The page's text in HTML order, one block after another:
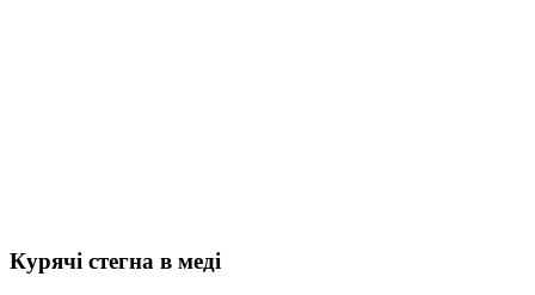
Курячі стегна в меді